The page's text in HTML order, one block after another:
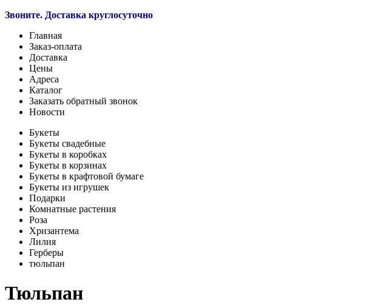
Звоните. Доставка круглосуточно
Главная
Заказ-оплата
Доставка
Цены
Адреса
Каталог
Заказать обратный звонок
Новости
Букеты
Букеты свадебные
Букеты в коробках
Букеты в корзинах
Букеты в крафтовой бумаге
Букеты из игрушек
Подарки
Комнатные растения
Роза
Хризантема
Лилия
Герберы
тюльпан
Тюльпан